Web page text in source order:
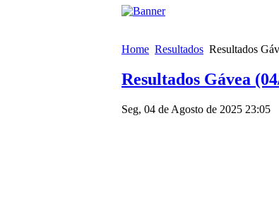
Home Resultados Resultados
Resultados Gávea
Seg, 04 de Agosto de 2025 23:05